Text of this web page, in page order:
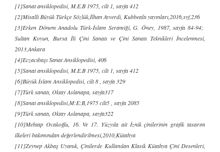
[1]Sanat ansiklopedisi, M.E.B 1975, cilt 1, sayfa 412
[2]Misalli Büyük Türkçe Sözlük,İlhan Ayverdi, Kubbealtı yayınları,2016,syf,236
[3]Erken Dönem Anadolu Türk-İslam Seramiği, G. Öney, 1987, sayfa 84-94;
Sultan Koyun, Bursa İli Çini Sanatı ve Çini Sanatı Teknikleri İncelenmesi,
2013,Ankara
[4]Eczacıbaşı Sanat Ansiklopedisi, 406
[5]Sanat ansiklopedisi, M.E.B 1975, cilt 1, sayfa 412
[6]Büyük İslam Ansiklopedisi, cilt 8 , sayfa 329
[7]Türk sanatı, Oktay Aslanapa, sayfa317
[8]Sanat ansiklopedisi,M:E:B,1975 cilt5 , sayfa 2085
[9]Türk sanatı, Oktay Aslanapa, sayfa322
[10]Mehtap Ocakoğlu, 16. Ve 17. Yüzyıla ait İznik çinilerinin grafik tasarım
ilkeleri bakımından değerlendirilmesi,2010,Kütahya
[11]Zeynep Akbaş Uyanık, Çinilerde Kullanılan Klasik Kütahya Çini Desenleri,